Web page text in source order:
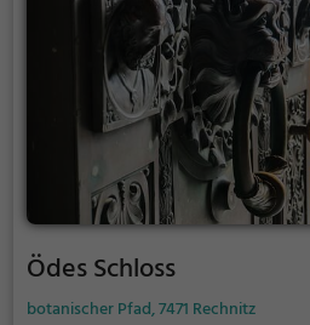
Ödes Schloss
botanischer Pfad, 7471 Rechnitz